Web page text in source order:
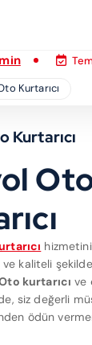
Kurtarıcı
Kurtarıcı
ve kaliteli şekilde
kurtarıcı ve
siz değerli
ödün